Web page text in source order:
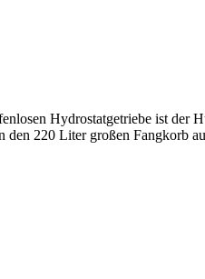
Hydrostatgetriebe ist der
220 Liter großen Fangkorb